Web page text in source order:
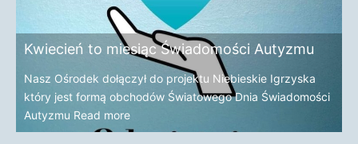
Kwiecień to miesiąc Świadomości Autyzmu
Nasz Ośrodek dołączył do projektu Niebieskie Igrzyska
który jest formą obchodów Światowego Dnia Świadomości
Autyzmu Read more